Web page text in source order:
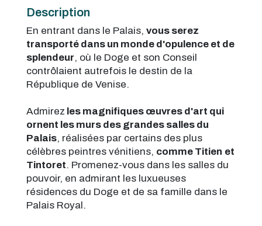
Description
En entrant dans le Palais, vous serez
transporté dans un monde d'opulence et de
splendeur, où le Doge et son Conseil
contrôlaient autrefois le destin de la
République de Venise.
Admirez les magnifiques œuvres d'art qui
ornent les murs des grandes salles du
Palais, réalisées par certains des plus
célèbres peintres vénitiens, comme Titien et
Tintoret. Promenez-vous dans les salles du
pouvoir, en admirant les luxueuses
résidences du Doge et de sa famille dans le
Palais Royal.